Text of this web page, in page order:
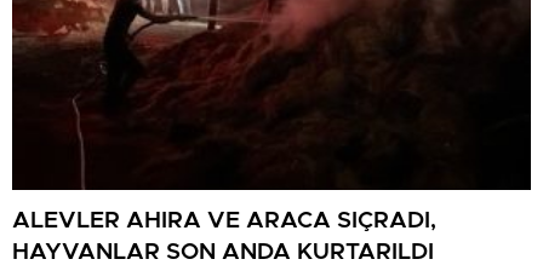
ALEVLER AHIRA VE ARACA SIÇRADI,
HAYVANLAR SON ANDA KURTARILDI